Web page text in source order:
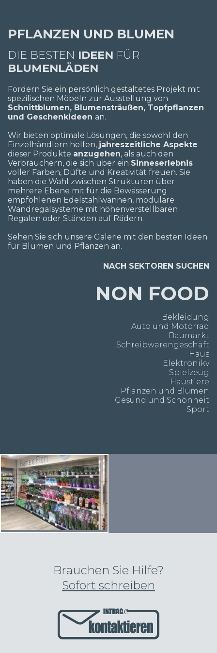
PFLANZEN UND BLUMEN
DIE BESTEN IDEEN FÜR
BLUMENLÄDEN
Fordern Sie ein persönlich gestaltetes Projekt mit
spezifischen Möbeln zur Ausstellung von
Schnittblumen, Blumensträußen, Topfpflanzen
und Geschenkideen an.
Wir bieten optimale Lösungen, die sowohl den
Einzelhändlern helfen, jahreszeitliche Aspekte
dieser Produkte anzugehen, als auch den
Verbrauchern, die sich über ein Sinneserlebnis
voller Farben, Düfte und Kreativität freuen. Sie
haben die Wahl zwischen Strukturen über
mehrere Ebene mit für die Bewässerung
empfohlenen Edelstahlwannen, modulare
Wandregalsysteme mit höhenverstellbaren
Regalen oder Ständen auf Rädern.
Sehen Sie sich unsere Galerie mit den besten Ideen
für Blumen und Pflanzen an.
NACH SEKTOREN SUCHEN
NON FOOD
Bekleidung
Auto und Motorrad
Baumarkt
Schreibwarengeschäft
Haus
Elektronikv
Spielzeug
Haustiere
Pflanzen und Blumen
Gesund und Schönheit
Sport
Brauchen Sie Hilfe?
Sofort schreiben
INTRAC